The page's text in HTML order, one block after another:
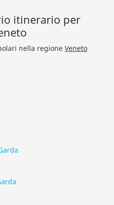
itinerario per
nella regione Veneto